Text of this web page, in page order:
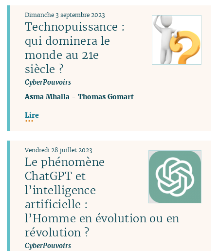
Technopuissance :
qui dominera le
monde au 21e
siècle ?
CyberPouvoirs
Dimanche 3 septembre 2023
Asma Mhalla -Thomas Gomart
Lire
Le phénomène
ChatGPT et
l’intelligence
artificielle :
l’Homme en évolution ou en
révolution ?
CyberPouvoirs
Vendredi 28 juillet 2023